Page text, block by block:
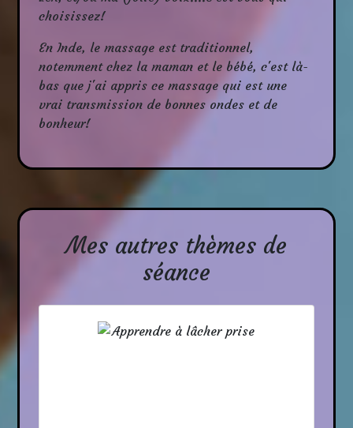
choisissez!
En Inde, le massage est traditionnel,
notemment chez la maman et le bébé, c'est là-
bas que j'ai appris ce massage qui est une
vrai transmission de bonnes ondes et de
bonheur!
Mes autres thèmes de
séance